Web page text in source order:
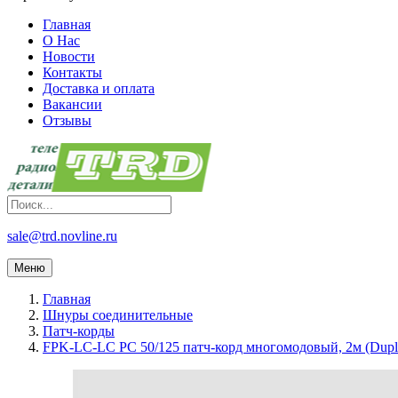
Главная
О Нас
Новости
Контакты
Доставка и оплата
Вакансии
Отзывы
sale@trd.novline.ru
Меню
Главная
Шнуры соединительные
Патч-корды
FPK-LC-LC PC 50/125 патч-корд многомодовый, 2м